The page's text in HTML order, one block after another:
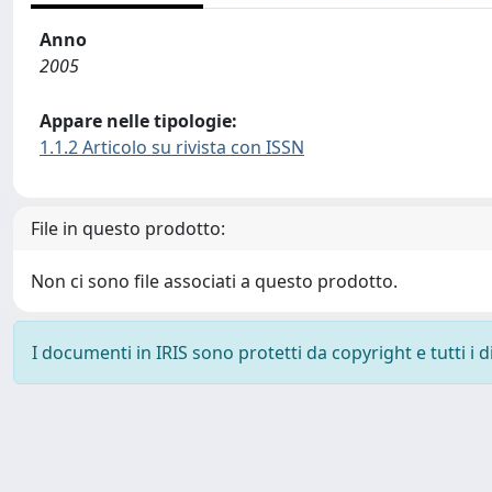
Anno
2005
Appare nelle tipologie:
1.1.2 Articolo su rivista con ISSN
File in questo prodotto:
Non ci sono file associati a questo prodotto.
I documenti in IRIS sono protetti da copyright e tutti i